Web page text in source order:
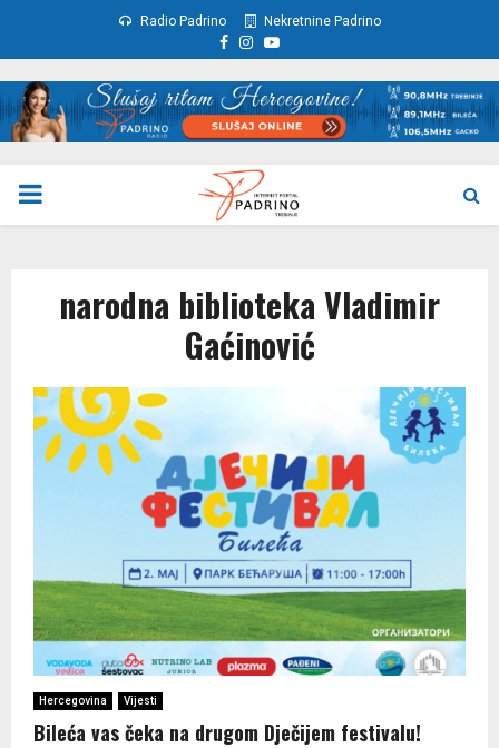
Radio Padrino Nekretnine Padrino
Facebook
Instagram
Youtube
PRIMARY
narodna biblioteka Vladimir
Gaćinović
Hercegovina Vijesti
Bileća vas čeka na drugom Dječijem festivalu!